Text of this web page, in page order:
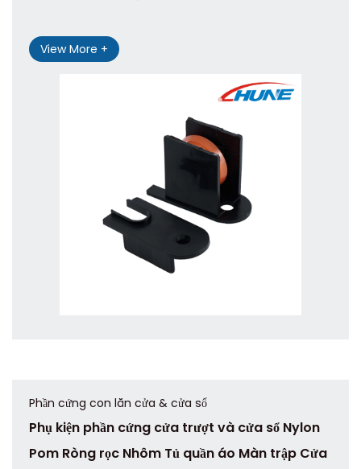
View More +
Phần cứng con lăn cửa & cửa sổ
Phụ kiện phần cứng cửa trượt và cửa sổ Nylon
Pom Ròng rọc Nhôm Tủ quần áo Màn trập Cửa